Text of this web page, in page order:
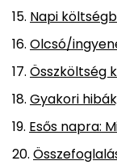
Napi
Olcsó/
Összköltség
Gyakori
Esős napra: